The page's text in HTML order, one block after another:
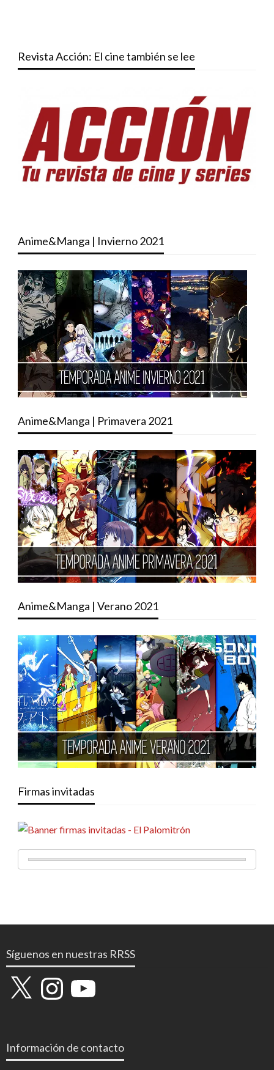
Revista Acción: El cine también se lee
Anime&Manga | Invierno 2021
Anime&Manga | Primavera 2021
Anime&Manga | Verano 2021
Firmas invitadas
Síguenos en nuestras RRSS
X InstagramYouTube
Información de contacto